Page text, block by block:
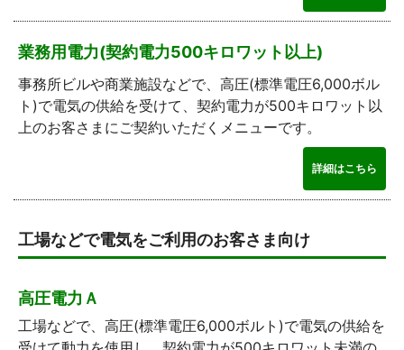
業務用電力(契約電力500キロワット以上)
事務所ビルや商業施設などで、高圧(標準電圧6,000ボル
ト)で電気の供給を受けて、契約電力が500キロワット以
上のお客さまにご契約いただくメニューです。
詳細はこちら
工場などで電気をご利用のお客さま向け
高圧電力Ａ
工場などで、高圧(標準電圧6,000ボルト)で電気の供給を